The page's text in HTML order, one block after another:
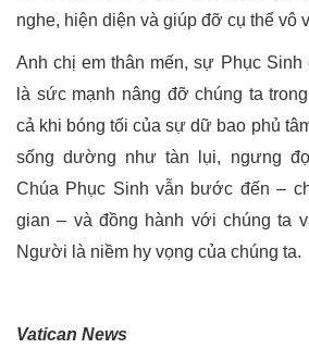
nghe, hiện diện và giúp đỡ cụ thể vô
Anh chị em thân mến, sự Phục Sinh
là sức mạnh nâng đỡ chúng ta
cả khi bóng tối của sự dữ bao phủ
sống dường như tàn lụi, ngưng
Chúa Phục Sinh vẫn bước đến –
gian – và đồng hành với chúng ta
Người là niềm hy vọng của chúng ta.
Vatican News